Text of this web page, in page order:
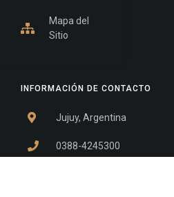
INFORMACIÓN DE CONTACTO
Jujuy, Argentina
0388-4245300
Mapa del
Sitio